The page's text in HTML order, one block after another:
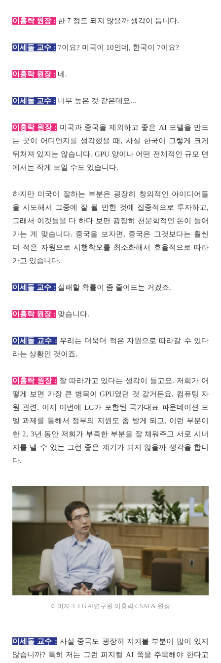
이홍락 원장 : 한 7 정도 되지 않을까 생각이 듭니다.
이세돌 교수 : 7이요? 미국이 10인데, 한국이 7이요?
이홍락 원장 : 네.
이세돌 교수 : 너무 높은 것 같은데요...
이홍락 원장 : 미국과 중국을 제외하고 좋은 AI 모델을 만드
는 곳이 어디인지를 생각했을 때, 사실 한국이 그렇게 크게
뒤처져 있지는 않습니다. GPU 양이나 어떤 전체적인 규모 면
에서는 작게 보일 수도 있습니다.
하지만 미국이 잘하는 부분은 굉장히 창의적인 아이디어들
을 시도해서 그중에 잘 될 만한 것에 집중적으로 투자하고,
그래서 이것들을 다 하다 보면 굉장히 천문학적인 돈이 들어
가는 게 맞습니다. 중국을 보자면, 중국은 그것보다는 훨씬
더 적은 자원으로 시행착오를 최소화해서 효율적으로 따라
가고 있습니다.
이세돌 교수 : 실패할 확률이 좀 줄어드는 거겠죠.
이홍락 원장 : 맞습니다.
이세돌 교수 : 우리는 더욱더 적은 자원으로 따라갈 수 있다
라는 상황인 것이죠.
이홍락 원장 : 잘 따라가고 있다는 생각이 들고요. 저희가 어
떻게 보면 가장 큰 병목이 GPU였던 것 같거든요. 컴퓨팅 자
원 관련. 이제 이번에 LG가 포함된 국가대표 파운데이션 모
델 과제를 통해서 정부의 지원도 좀 받게 되고, 이런 부분이
한 2, 3년 동안 저희가 부족한 부분을 잘 채워주고 서로 시너
지를 낼 수 있는 그런 좋은 계기가 되지 않을까 생각을 합니
다.
이미지 3. LG AI연구원 이홍락 CSAI & 원장
이세돌 교수 : 사실 중국도 굉장히 지켜볼 부분이 많이 있지
않습니까? 특히 저는 그런 피지컬 AI 쪽을 주목해야 한다고